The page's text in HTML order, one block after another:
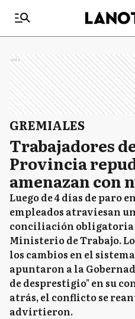
Ads
GREMIALES
Trabajadores
Provincia
amenazan con
Luego de 4 días de paro
empleados atraviesan
conciliación
Ministerio de Trabajo.
los cambios en el
apuntaron a la
de desprestigio" en su
atrás, el conflicto se
advirtieron.